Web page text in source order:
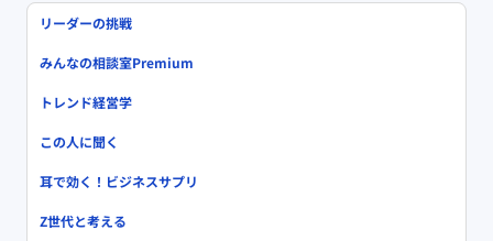
リーダーの挑戦
みんなの相談室Premium
トレンド経営学
この人に聞く
耳で効く！ビジネスサプリ
Z世代と考える